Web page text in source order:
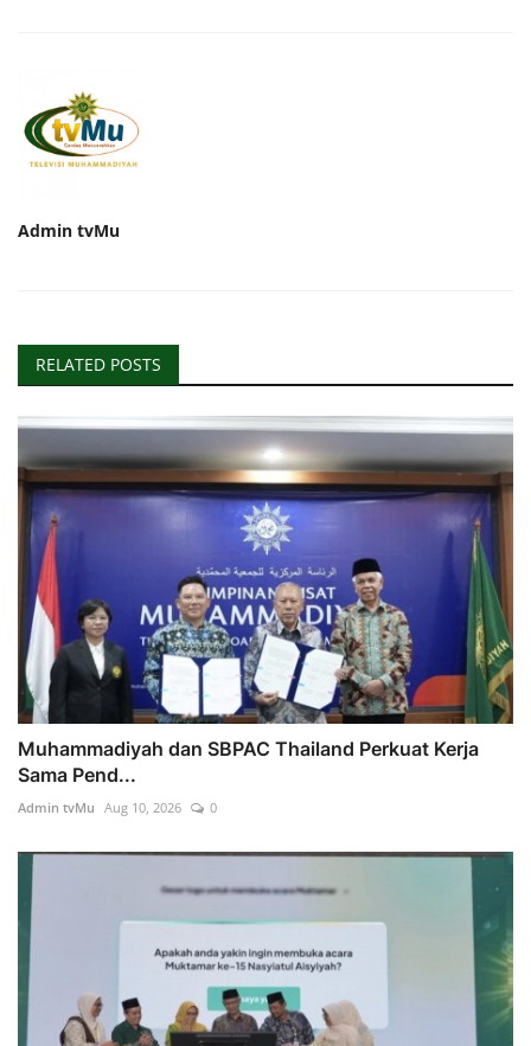
Admin tvMu
RELATED POSTS
Muhammadiyah dan SBPAC Thailand Perkuat Kerja
Sama Pend...
Admin tvMu Aug 10, 2026 0